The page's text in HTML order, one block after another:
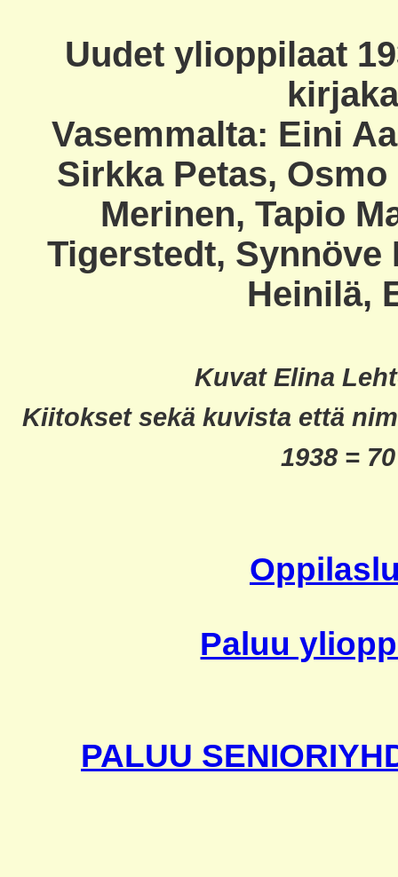
Uudet ylioppilaat
Vasemmalta: Eini
Sirkka Petas,
Merinen, Tapio
Tigerstedt, Synnöve
Heinilä,
Kuvat Elina
Kiitokset sekä kuvista että
1938 =
Paluu
PALUU